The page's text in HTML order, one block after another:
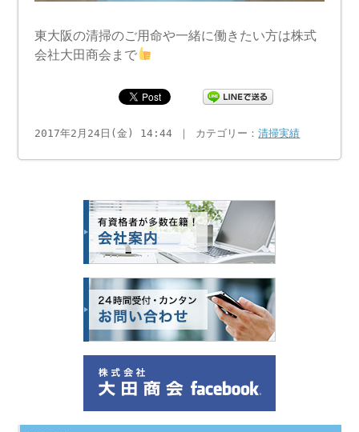
東大阪の清掃のご用命や一緒に働きたい方は株式
会社大田商会まで
2017年2月24日(金) 14:44 ｜ カテゴリー：清掃実績